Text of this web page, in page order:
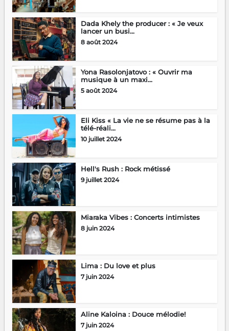
Dada Khely the producer : « Je veux
lancer un busi...
8 août 2024
Yona Rasolonjatovo : « Ouvrir ma
musique à un maxi...
5 août 2024
Eli Kiss « La vie ne se résume pas à la
télé-réali...
10 juillet 2024
Hell's Rush : Rock métissé
9 juillet 2024
Miaraka Vibes : Concerts intimistes
8 juin 2024
Lima : Du love et plus
7 juin 2024
Aline Kaloina : Douce mélodie!
7 juin 2024